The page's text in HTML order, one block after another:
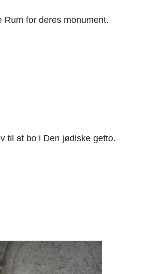
for deres monument.
til at bo i Den jødiske getto.